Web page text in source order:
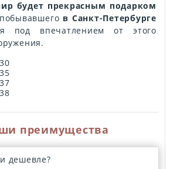
будет прекрасным подарком
в Санкт-Петербурге
под впечатлением от этого
30
35
37
38
преимущества
дешевле?